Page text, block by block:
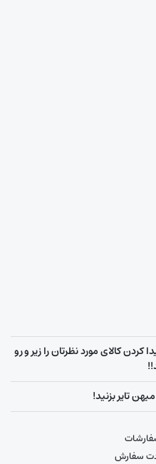
کالای مورد نظرتان را زیر و رو
تایر بزنید!
سفارش